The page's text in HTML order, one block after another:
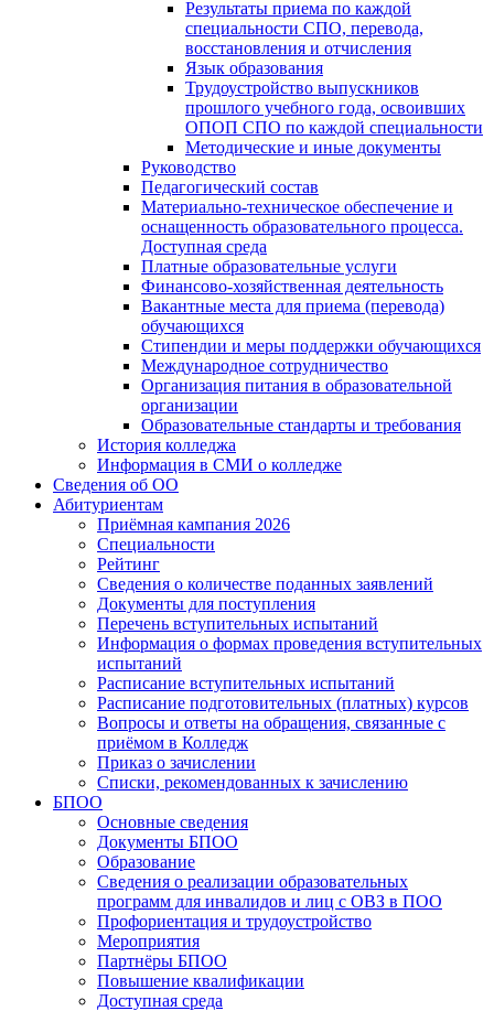
Результаты приема по каждой
специальности СПО, перевода,
восстановления и отчисления
Язык образования
Трудоустройство выпускников
прошлого учебного года, освоивших
ОПОП СПО по каждой специальности
Методические и иные документы
Руководство
Педагогический состав
Материально-техническое обеспечение и
оснащенность образовательного процесса.
Доступная среда
Платные образовательные услуги
Финансово-хозяйственная деятельность
Вакантные места для приема (перевода)
обучающихся
Стипендии и меры поддержки обучающихся
Международное сотрудничество
Организация питания в образовательной
организации
Образовательные стандарты и требования
История колледжа
Информация в СМИ о колледже
Сведения об ОО
Абитуриентам
Приёмная кампания 2026
Специальности
Рейтинг
Сведения о количестве поданных заявлений
Документы для поступления
Перечень вступительных испытаний
Информация о формах проведения вступительных
испытаний
Расписание вступительных испытаний
Расписание подготовительных (платных) курсов
Вопросы и ответы на обращения, связанные с
приёмом в Колледж
Приказ о зачислении
Списки, рекомендованных к зачислению
БПОО
Основные сведения
Документы БПОО
Образование
Сведения о реализации образовательных
программ для инвалидов и лиц с ОВЗ в ПОО
Профориентация и трудоустройство
Мероприятия
Партнёры БПОО
Повышение квалификации
Доступная среда